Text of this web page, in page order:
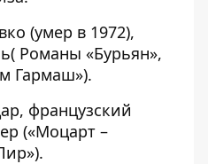
(умер в 1972),
Романы «Бурьян»,
Гармаш»).
французский
(«Моцарт –